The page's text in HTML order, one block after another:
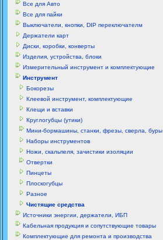
Все для Авто
Все для пайки
Выключатели, кнопки, DIP переключателм
Держатели карт
Диски, коробки, конверты
Изделия, устройства, блоки
Измерительный инструмент и комплектующие
Инструмент
Бокорезы
Клеевой инструмент, комплектующие
Клещи и вставки
Круглогубцы (утики)
Мини-бормашины, станки, фрезы, сверла, буры
Наборы инструментов
Ножи, скальпеля, зачистики изоляции
Отвертки
Пинцеты
Плоскогубцы
Разное
Чистящие средства
Источники энергии, держатели, ИБП
Кабельная продукция и сопутствующие товары
Комплектующие для ремонта и производства